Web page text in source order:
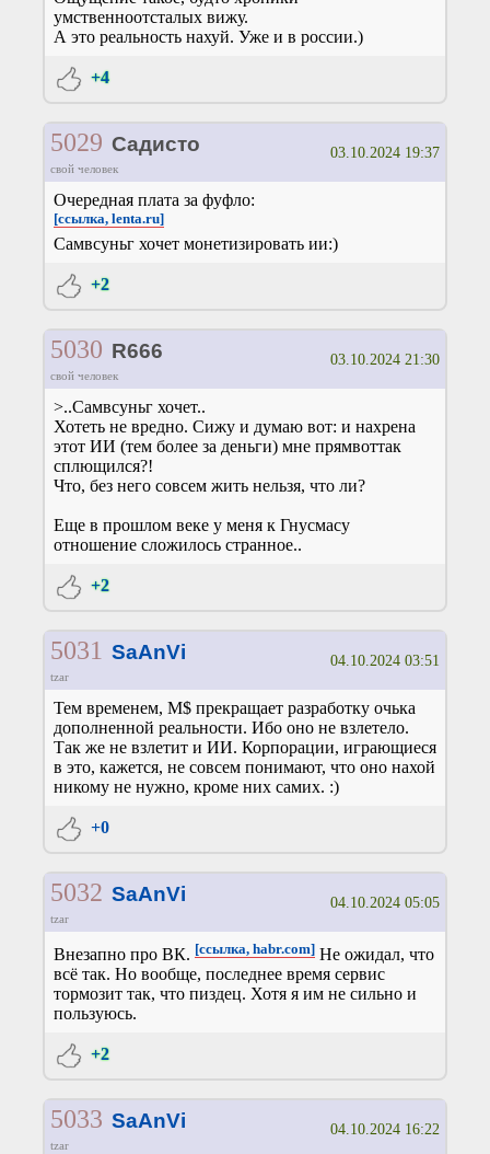
умственноотсталых вижу.
А это реальность нахуй. Уже и в россии.)
+4
5029 Садисто
свой человек
03.10.2024 19:37
Очередная плата за фуфло:
[ссылка, lenta.ru]
Самвсуньг хочет монетизировать ии:)
+2
5030 R666
свой человек
03.10.2024 21:30
>..Самвсуньг хочет..
Хотеть не вредно. Сижу и думаю вот: и нахрена
этот ИИ (тем более за деньги) мне прямвоттак
сплющился?!
Что, без него совсем жить нельзя, что ли?
Еще в прошлом веке у меня к Гнусмасу
отношение сложилось странное..
+2
5031 SaAnVi
tzar
04.10.2024 03:51
Тем временем, M$ прекращает разработку очька
дополненной реальности. Ибо оно не взлетело.
Так же не взлетит и ИИ. Корпорации, играющиеся
в это, кажется, не совсем понимают, что оно нахой
никому не нужно, кроме них самих. :)
+0
5032 SaAnVi
tzar
04.10.2024 05:05
Внезапно про ВК. [ссылка, habr.com] Не ожидал, что
всё так. Но вообще, последнее время сервис
тормозит так, что пиздец. Хотя я им не сильно и
пользуюсь.
+2
5033 SaAnVi
tzar
04.10.2024 16:22